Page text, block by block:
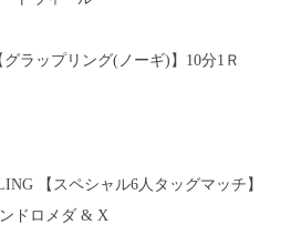
ラップリング(ノーギ)】10分1Ｒ
【スペシャル6人タッグマッチ】
ドロメダ & X